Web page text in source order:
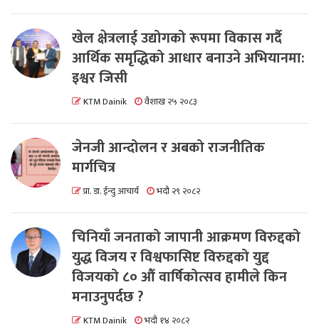
खेल क्षेत्रलाई उद्योगको रूपमा विकास गर्दै
आर्थिक समृद्धिको आधार बनाउने अभियानमा:
इश्वर जिसी
KTM Dainik वैशाख २५ २०८३
जेनजी आन्दोलन र अबको राजनीतिक
मार्गचित्र
प्रा. डा. ईन्दु आचार्य भदौ २९ २०८२
चिनियाँ जनताको जापानी आक्रमण विरुद्दको
युद्ध विजय र विश्वफासिष्ट विरुद्दको युद्द
विजयको ८० औं वार्षिकोत्सव हामीले किन
मनाउनुपर्दछ ?
KTM Dainik भदौ १४ २०८२